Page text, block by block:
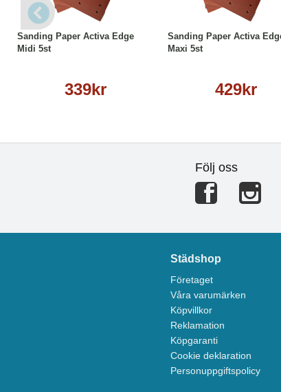
Sanding Paper Activa Edge
Midi 5st
339kr
Läs mer
Sanding Paper Activa
Maxi 5st
429kr
Läs mer
Följ oss
Städshop
Företaget
Våra varumärken
Köpvillkor
Reklamation
Köpgaranti
Cookie deklaration
Personuppgiftspolicy